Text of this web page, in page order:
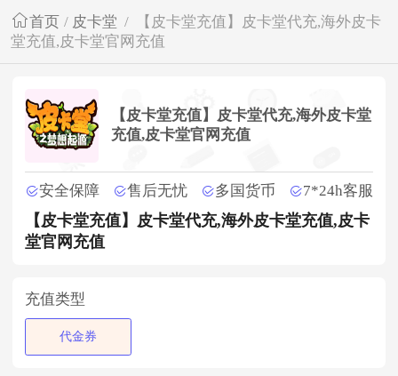
首页 / 皮卡堂 /
【皮卡堂充值】皮卡堂代充,海外皮卡
堂充值,皮卡堂官网充值
【皮卡堂充值】皮卡堂代充,海外皮卡堂
充值,皮卡堂官网充值
安全保障 售后无忧 多国货币 7*24h客服
【皮卡堂充值】皮卡堂代充,海外皮卡堂充值,皮卡
堂官网充值
充值类型
代金券